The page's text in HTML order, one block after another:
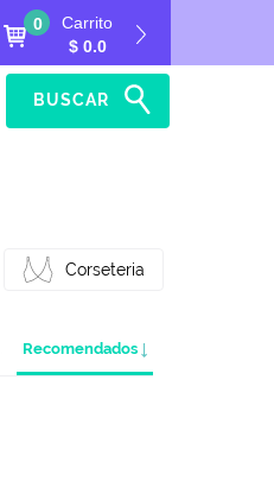
0
Carrito
$ 0.0
BUSCAR
Corseteria
Recomendados